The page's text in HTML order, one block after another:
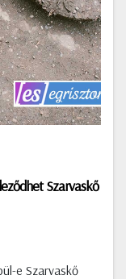
Szarvaskő
e Szarvaskő